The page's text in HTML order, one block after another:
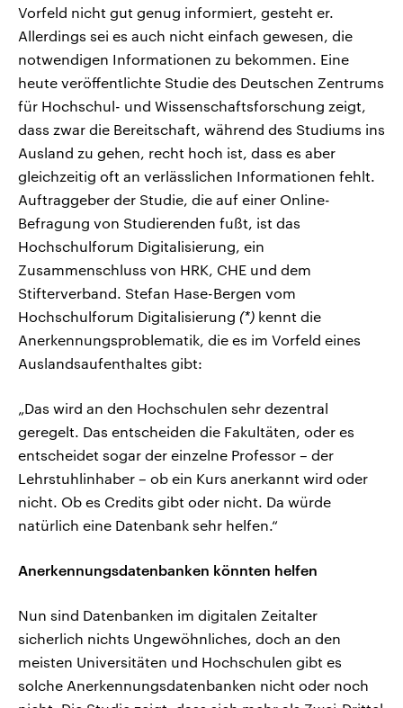
Vorfeld nicht gut genug informiert, gesteht er.
Allerdings sei es auch nicht einfach gewesen, die
notwendigen Informationen zu bekommen. Eine
heute veröffentlichte Studie des Deutschen Zentrums
für Hochschul- und Wissenschaftsforschung zeigt,
dass zwar die Bereitschaft, während des Studiums ins
Ausland zu gehen, recht hoch ist, dass es aber
gleichzeitig oft an verlässlichen Informationen fehlt.
Auftraggeber der Studie, die auf einer Online-
Befragung von Studierenden fußt, ist das
Hochschulforum Digitalisierung, ein
Zusammenschluss von HRK, CHE und dem
Stifterverband. Stefan Hase-Bergen vom
Hochschulforum Digitalisierung (*) kennt die
Anerkennungsproblematik, die es im Vorfeld eines
Auslandsaufenthaltes gibt:
„Das wird an den Hochschulen sehr dezentral
geregelt. Das entscheiden die Fakultäten, oder es
entscheidet sogar der einzelne Professor – der
Lehrstuhlinhaber – ob ein Kurs anerkannt wird oder
nicht. Ob es Credits gibt oder nicht. Da würde
natürlich eine Datenbank sehr helfen.“
Anerkennungsdatenbanken könnten helfen
Nun sind Datenbanken im digitalen Zeitalter
sicherlich nichts Ungewöhnliches, doch an den
meisten Universitäten und Hochschulen gibt es
solche Anerkennungsdatenbanken nicht oder noch